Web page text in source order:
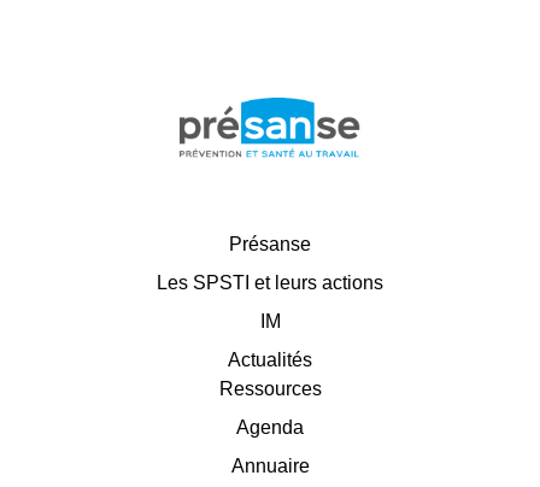
Présanse
Les SPSTI et leurs actions
IM
Actualités
Ressources
Agenda
Annuaire